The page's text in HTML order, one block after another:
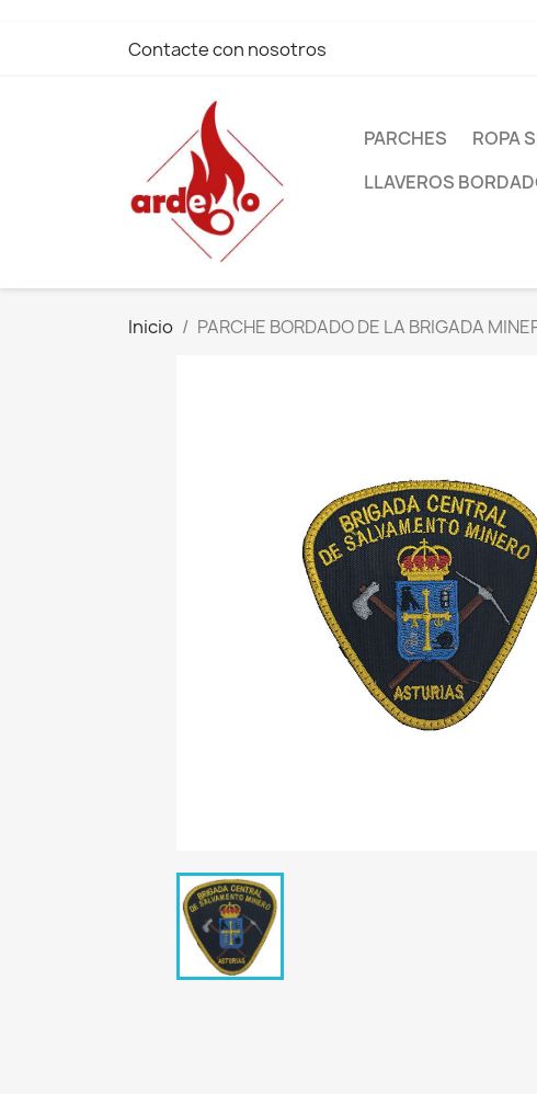
Contacte con nosotros
PARCHES ROPA
LLAVEROS
Inicio PARCHE BORDADO DE LA BRIGADA